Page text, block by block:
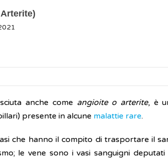
anche come angioite o arterite, è
presente in alcune malattie rare.
che hanno il compito di trasportare il
le vene sono i vasi sanguigni